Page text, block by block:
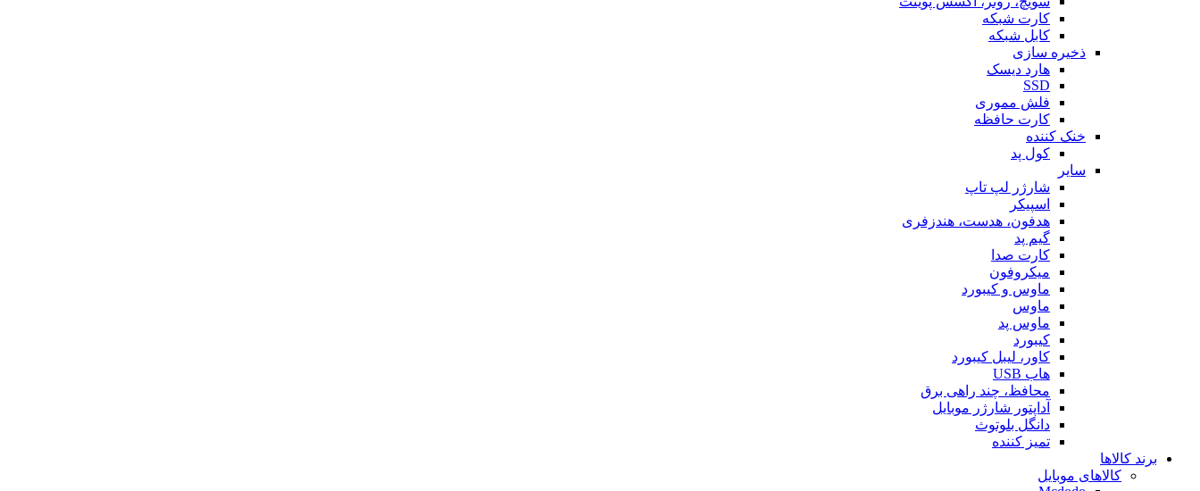
کارت شبکه
کابل شبکه
ذخیره سازی
هارد دیسک
SSD
فلش مموری
کارت حافظه
خنک کننده
کول پد
سایر
شارژر لپ تاپ
اسپیکر
هدفون، هدست، هندزفری
گیم پد
کارت صدا
میکروفون
ماوس و کیبورد
ماوس
ماوس پد
کیبورد
کاور، لیبل کیبورد
هاب USB
محافظ، چند راهی برق
آداپتور شارژر موبایل
دانگل بلوتوث
تمیز کننده
برند کالاها
کالاهای موبایل